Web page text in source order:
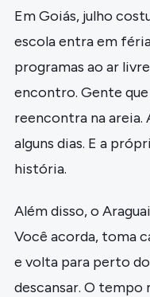
Em Goiás, julho
escola entra em
programas ao ar
encontro. Gente
reencontra na
alguns dias. E a
história.
Além disso, o
Você acorda, toma
e volta para perto
descansar. O tempo